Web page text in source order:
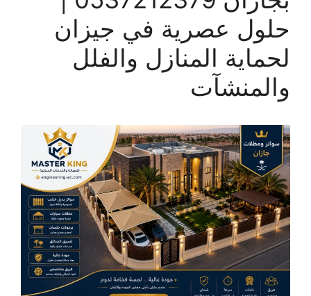
حلول عصرية في جيزان
لحماية المنازل والفلل
والمنشآت